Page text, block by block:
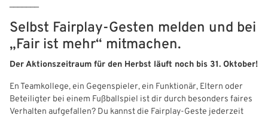
Selbst Fairplay-Gesten melden und bei
„Fair ist mehr“ mitmachen.
Der Aktionszeitraum für den Herbst läuft noch bis 31. Oktober!
En Teamkollege, ein Gegenspieler, ein Funktionär, Eltern oder
Beteiligter bei einem Fußballspiel ist dir durch besonders faires
Verhalten aufgefallen? Du kannst die Fairplay-Geste jederzeit
Previous Next
WEBSITE DURCHSUCHEN
Anmelden
Benutzername:
Passwort: